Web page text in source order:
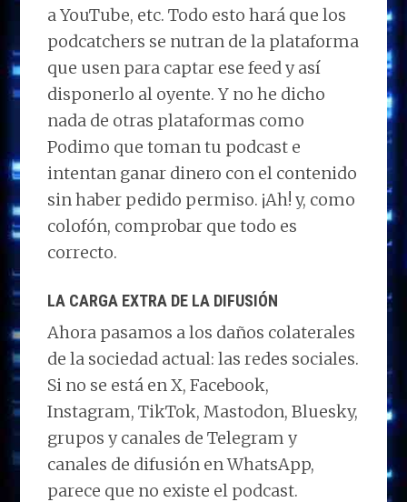
a YouTube, etc. Todo esto hará que los
podcatchers se nutran de la plataforma
que usen para captar ese feed y así
disponerlo al oyente. Y no he dicho
nada de otras plataformas como
Podimo que toman tu podcast e
intentan ganar dinero con el contenido
sin haber pedido permiso. ¡Ah! y, como
colofón, comprobar que todo es
correcto.
LA CARGA EXTRA DE LA DIFUSIÓN
Ahora pasamos a los daños colaterales
de la sociedad actual: las redes sociales.
Si no se está en X, Facebook,
Instagram, TikTok, Mastodon, Bluesky,
grupos y canales de Telegram y
canales de difusión en WhatsApp,
parece que no existe el podcast.